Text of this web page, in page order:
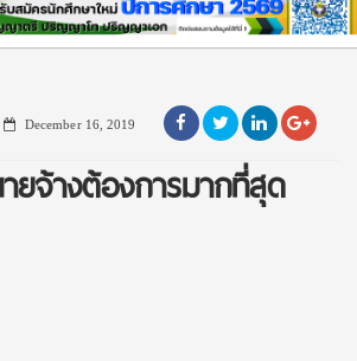
December 16, 2019
ยจ้างต้องการมากที่สุด